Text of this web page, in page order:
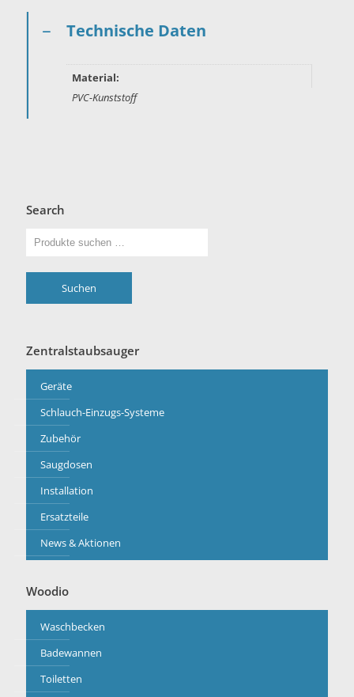
Technische Daten
Material:
PVC-Kunststoff
Search
Suchen
Zentralstaubsauger
Geräte
Schlauch-Einzugs-Systeme
Zubehör
Saugdosen
Installation
Ersatzteile
News & Aktionen
Woodio
Waschbecken
Badewannen
Toiletten